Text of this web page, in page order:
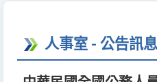
人事室 - 公告訊息